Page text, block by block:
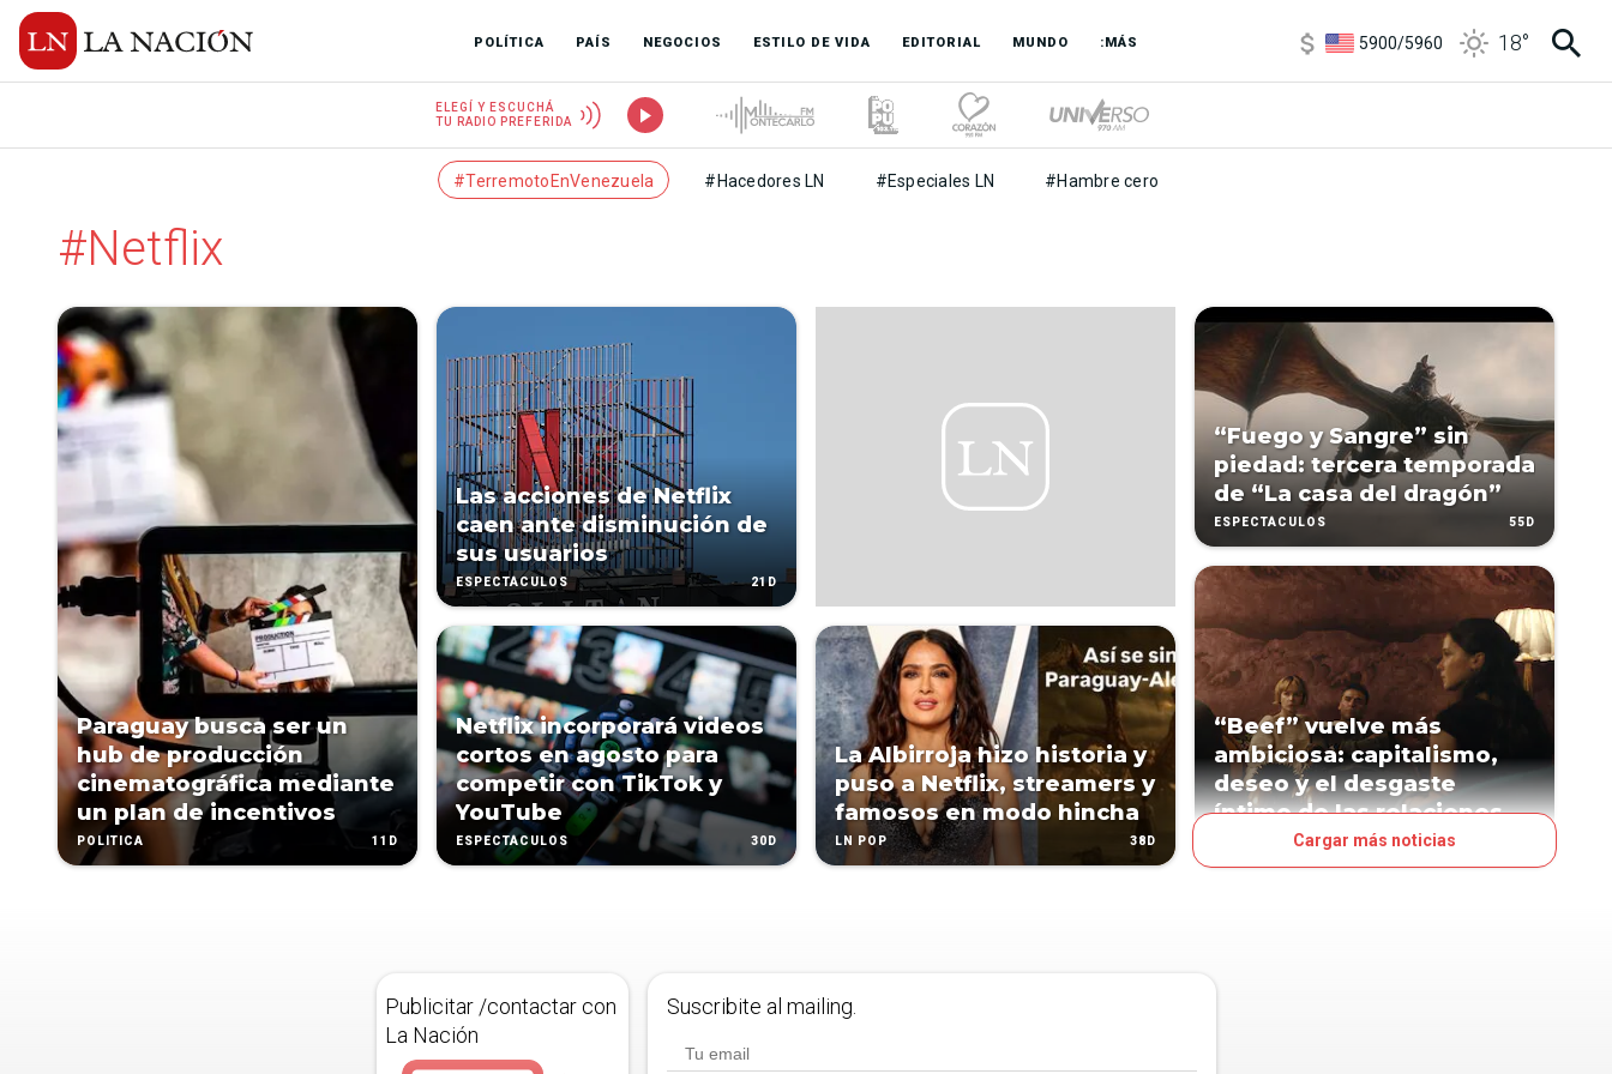
POLÍTICA PAÍS NEGOCIOS ESTILO DE VIDA EDITORIAL MUNDO :MÁS
5900/5960
18°
ELEGÍ Y ESCUCHÁ
TU RADIO PREFERIDA
#TerremotoEnVenezuela #Hacedores LN #Especiales LN #Hambre cero
#Netflix
Paraguay busca ser un
hub de producción
cinematográfica mediante
un plan de incentivos
POLÍTICA 11D
Las acciones de Netflix
caen ante disminución de
sus usuarios
ESPECTÁCULOS 21D
Netflix incorporará videos
cortos en agosto para
competir con TikTok y
YouTube
ESPECTÁCULOS 30D
La Albirroja hizo historia y
puso a Netflix, streamers y
famosos en modo hincha
LN POP 38D
“Fuego y Sangre” sin
piedad: tercera temporada
de “La casa del dragón”
ESPECTÁCULOS 55D
“Beef” vuelve más
ambiciosa: capitalismo,
deseo y el desgaste
íntimo de las relaciones
ESPECTÁCULOSCargar más noticias
Publicitar /contactar con
La Nación
Suscribite al mailing.